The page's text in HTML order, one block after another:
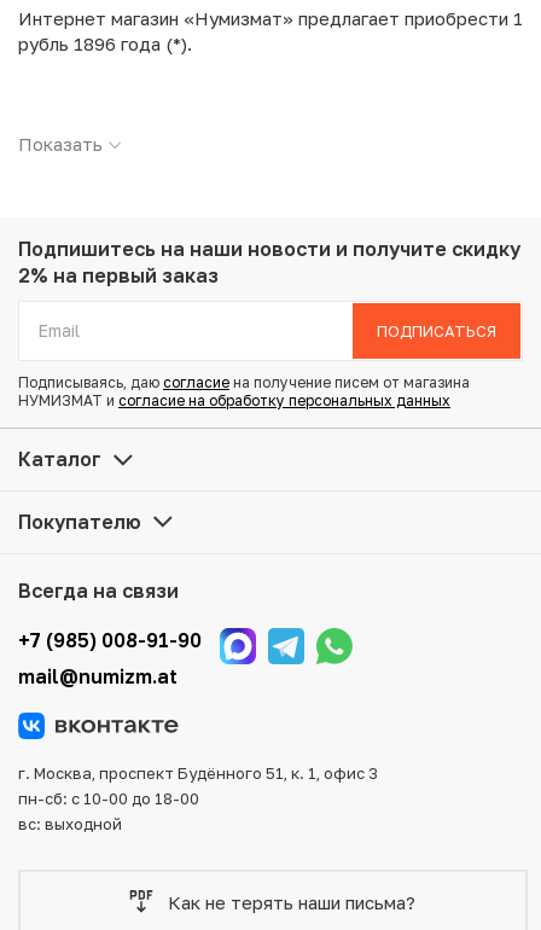
Интернет магазин «Нумизмат» предлагает приобрести 1
рубль 1896 года (*).
Страна: Российская Империя
Металл: Серебро
Проба: 900
Состояние: UNC
Купить 1 рубль 1896 года (*) по привлекательной цене
в каталоге, находятся в наличии на нашем складе.
того, возможен самовывоз товара из офиса магазина.
Для вашего удобства представлены несколько способов
оплаты и доставки заказа. Все отправления надежно и
тщательно упаковываются, что исключает возможность
Показать
Подпишитесь на наши новости и получите скидку
2% на первый заказ
ПОДПИСАТЬСЯ
Подписываясь, даю согласие на получение писем от магазина
НУМИЗМАТ и согласие на обработку персональных данных
Каталог
Покупателю
Всегда на связи
+7 (985) 008-91-90
mail@numizm.at
г. Москва, проспект Будённого 51, к. 1, офис 3
пн-сб: с 10-00 до 18-00
вс: выходной
Как не терять наши письма?